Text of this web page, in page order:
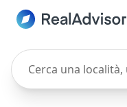
Cerca una località,